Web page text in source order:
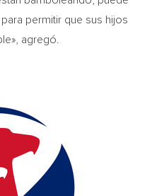
permitir que sus hijos
agregó.